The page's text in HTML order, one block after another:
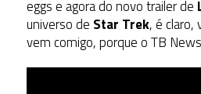
eggs e agora do novo trailer de
universo de Star Trek, é claro,
vem comigo, porque o TB